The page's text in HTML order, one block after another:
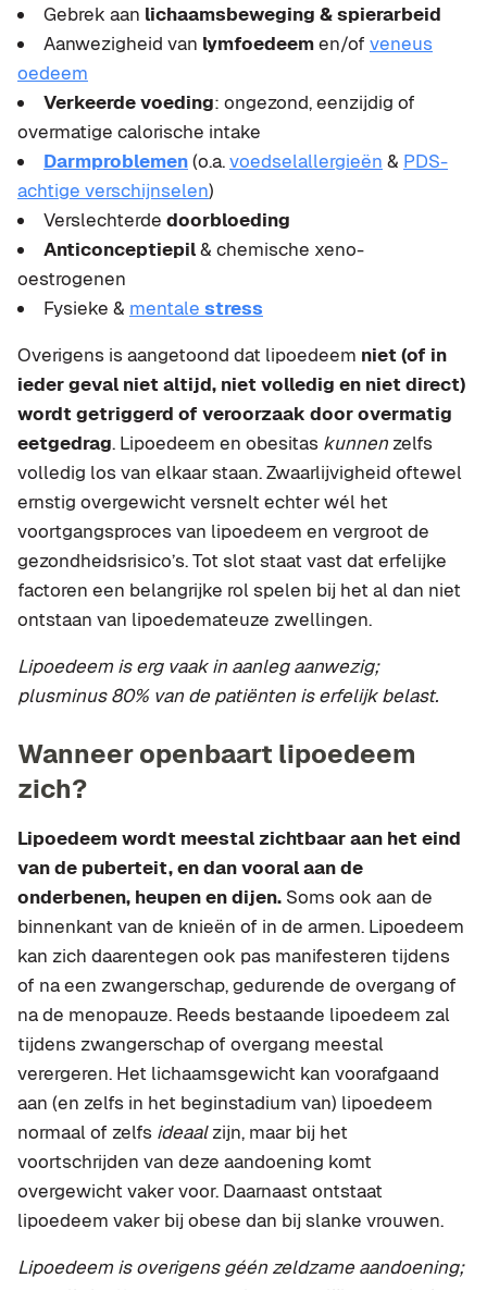
Gebrek aan lichaamsbeweging & spierarbeid
Aanwezigheid van lymfoedeemen/of veneus
oedeem
Verkeerde voeding: ongezond, eenzijdig of
overmatige calorische intake
Darmproblemen(o.a.voedselallergieën & PDS-
achtige verschijnselen)
Verslechterde doorbloeding
Anticonceptiepil& chemische xeno-
oestrogenen
Fysieke & mentale stress
Overigens is aangetoond dat lipoedeem niet (of in
ieder geval niet altijd, niet volledig en niet direct)
wordt getriggerd of veroorzaak door overmatig
eetgedrag. Lipoedeem en obesitas kunnen zelfs
volledig los van elkaar staan. Zwaarlijvigheid oftewel
ernstig overgewicht versnelt echter wél het
voortgangsproces van lipoedeem en vergroot de
gezondheidsrisico’s. Tot slot staat vast dat erfelijke
factoren een belangrijke rol spelen bij het al dan niet
ontstaan van lipoedemateuze zwellingen.
Lipoedeem is erg vaak in aanleg aanwezig;
plusminus 80% van de patiënten is erfelijk belast.
Wanneer openbaart lipoedeem
zich?
Lipoedeem wordt meestal zichtbaar aan het eind
van de puberteit, en dan vooral aan de
onderbenen, heupen en dijen. Soms ook aan de
binnenkant van de knieën of in de armen. Lipoedeem
kan zich daarentegen ook pas manifesteren tijdens
of na een zwangerschap, gedurende de overgang of
na de menopauze. Reeds bestaande lipoedeem zal
tijdens zwangerschap of overgang meestal
verergeren. Het lichaamsgewicht kan voorafgaand
aan (en zelfs in het beginstadium van) lipoedeem
normaal of zelfs ideaalzijn, maar bij het
voortschrijden van deze aandoening komt
overgewicht vaker voor. Daarnaast ontstaat
lipoedeem vaker bij obese dan bij slanke vrouwen.
Lipoedeem is overigens géén zeldzame aandoening;